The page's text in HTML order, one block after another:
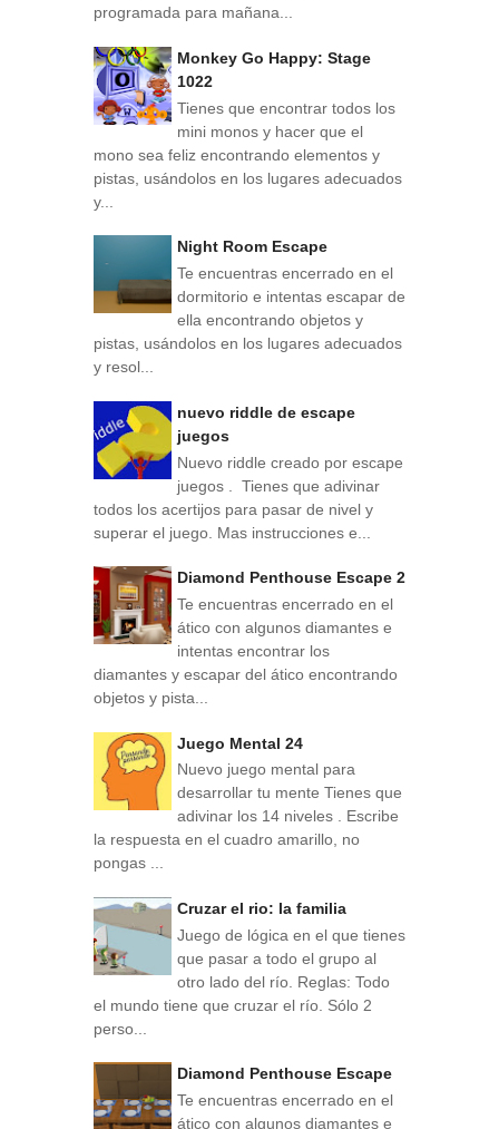
programada para mañana...
Monkey Go Happy: Stage
1022
Tienes que encontrar todos los
mini monos y hacer que el
mono sea feliz encontrando elementos y
pistas, usándolos en los lugares adecuados
y...
Night Room Escape
Te encuentras encerrado en el
dormitorio e intentas escapar de
ella encontrando objetos y
pistas, usándolos en los lugares adecuados
y resol...
nuevo riddle de escape
juegos
Nuevo riddle creado por escape
juegos . Tienes que adivinar
todos los acertijos para pasar de nivel y
superar el juego. Mas instrucciones e...
Diamond Penthouse Escape 2
Te encuentras encerrado en el
ático con algunos diamantes e
intentas encontrar los
diamantes y escapar del ático encontrando
objetos y pista...
Juego Mental 24
Nuevo juego mental para
desarrollar tu mente Tienes que
adivinar los 14 niveles . Escribe
la respuesta en el cuadro amarillo, no
pongas ...
Cruzar el rio: la familia
Juego de lógica en el que tienes
que pasar a todo el grupo al
otro lado del río. Reglas: Todo
el mundo tiene que cruzar el río. Sólo 2
perso...
Diamond Penthouse Escape
Te encuentras encerrado en el
ático con algunos diamantes e